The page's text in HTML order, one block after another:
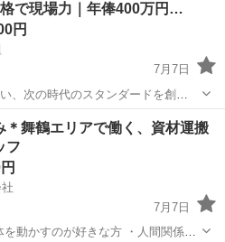
で現場力｜年俸400万円…
円
7月7日
、次の時代のスタンダードを創
らには学校や寺社仏閣まで。 多種多
業務
＊舞鶴エリアで働く、資材運搬
フ
7月7日